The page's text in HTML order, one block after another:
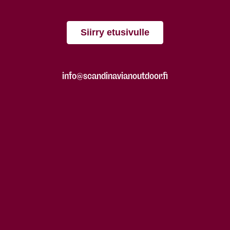
Siirry etusivulle
info@scandinavianoutdoor.fi